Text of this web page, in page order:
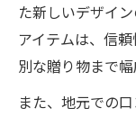
た新しいデザイ
アイテムは、信
別な贈り物まで幅
また、地元での